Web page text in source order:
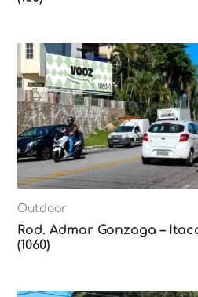
Outdoor
Rod. Admar Gonzaga –
(1060)